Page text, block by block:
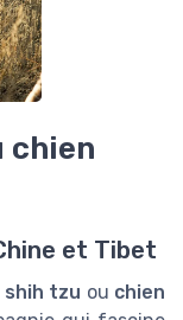
chien
et Tibet
shih tzu ou chien